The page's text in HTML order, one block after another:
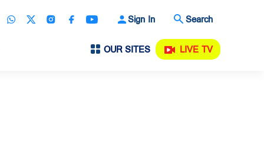
Sign In Search
OUR SITES LIVE TV